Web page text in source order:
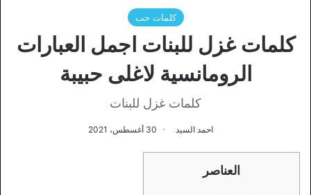
كلمات حب
كلمات غزل للبنات اجمل العبارات
الرومانسية لاغلى حبيبة
كلمات غزل للبنات
احمد السيد 30 أغسطس، 2021
العناصر